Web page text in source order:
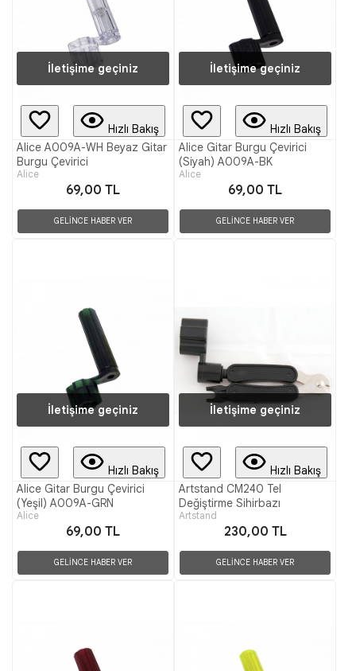
İletişime geçiniz
Hızlı Bakış
Alice A009A-WH Beyaz Gitar
Burgu Çevirici
Alice
69,00 TL
GELİNCE HABER VER
İletişime geçiniz
Hızlı Bakış
Alice Gitar Burgu Çevirici
(Siyah) A009A-BK
Alice
69,00 TL
GELİNCE HABER VER
İletişime geçiniz
Hızlı Bakış
Alice Gitar Burgu Çevirici
(Yeşil) A009A-GRN
Alice
69,00 TL
GELİNCE HABER VER
İletişime geçiniz
Hızlı Bakış
Artstand CM240 Tel
Değiştirme Sihirbazı
Artstand
230,00 TL
GELİNCE HABER VER